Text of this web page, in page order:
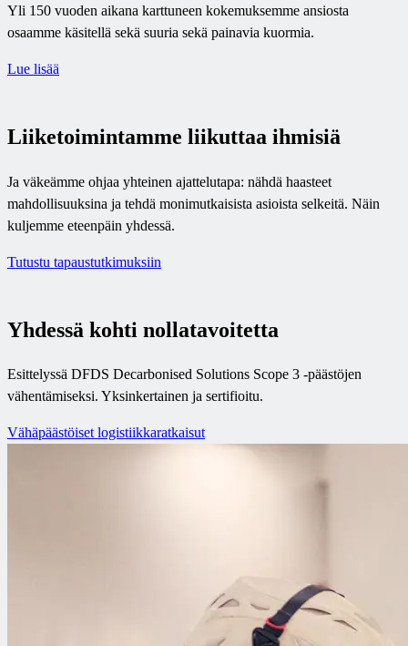
Yli 150 vuoden aikana karttuneen kokemuksemme ansiosta
osaamme käsitellä sekä suuria sekä painavia kuormia.
Lue lisää
Liiketoimintamme liikuttaa ihmisiä
Ja väkeämme ohjaa yhteinen ajattelutapa: nähdä haasteet
mahdollisuuksina ja tehdä monimutkaisista asioista selkeitä. Näin
kuljemme eteenpäin yhdessä.
Tutustu tapaustutkimuksiin
Yhdessä kohti nollatavoitetta
Esittelyssä DFDS Decarbonised Solutions Scope 3 -päästöjen
vähentämiseksi. Yksinkertainen ja sertifioitu.
Vähäpäästöiset logistiikkaratkaisut